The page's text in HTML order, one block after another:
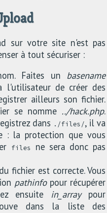
sur votre site n'est pas
à tout sécuriser :
Faites un basename
l'utilisateur de créer des
ailleurs son fichier.
se nomme ../hack.php.
dans ./files/, il va
: la protection que vous
files
ne sera donc pas
fichier est correcte. Vous
pathinfopour récupérer
ensuite in_arraypour
dans la liste des